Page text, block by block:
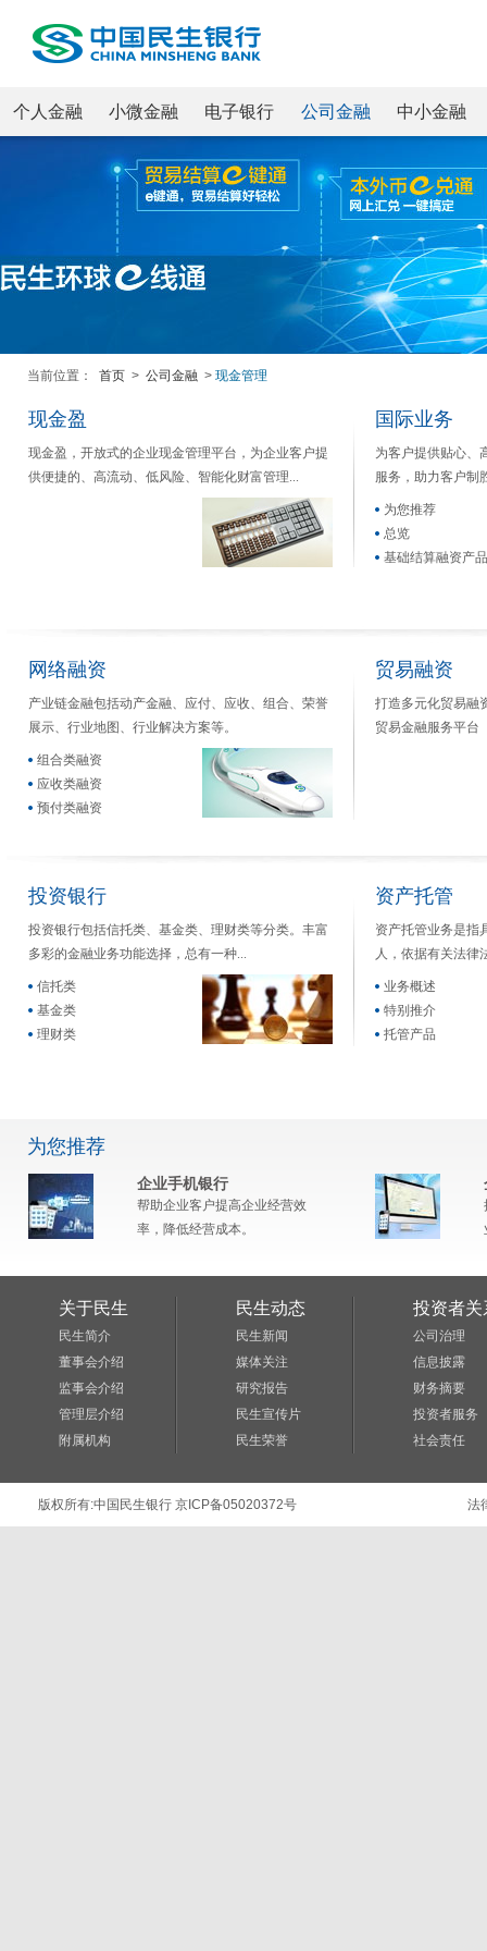
个人金融 小微金融 电子银行 公司金融 中小金融
当前位置： 首页 > 公司金融 > 现金管理
现金盈
现金盈，开放式的企业现金管理平台，为企业客户提
供便捷的、高流动、低风险、智能化财富管理...
国际业务
为客户提供贴心、
服务，助力客户制
为您推荐
总览
基础结算融资产品
网络融资
产业链金融包括动产金融、应付、应收、组合、荣誉
展示、行业地图、行业解决方案等。
组合类融资
应收类融资
预付类融资
贸易融资
打造多元化贸易融
贸易金融服务平台
投资银行
投资银行包括信托类、基金类、理财类等分类。丰富
多彩的金融业务功能选择，总有一种...
信托类
基金类
理财类
资产托管
资产托管业务是指
人，依据有关法律
业务概述
特别推介
托管产品
为您推荐
企业手机银行
帮助企业客户提高企业经营效
率，降低经营成本。
关于民生
民生简介
董事会介绍
监事会介绍
管理层介绍
附属机构
民生动态
民生新闻
媒体关注
研究报告
民生宣传片
民生荣誉
投资者关
公司治理
信息披露
财务摘要
投资者服务
社会责任
版权所有:中国民生银行 京ICP备05020372号 法